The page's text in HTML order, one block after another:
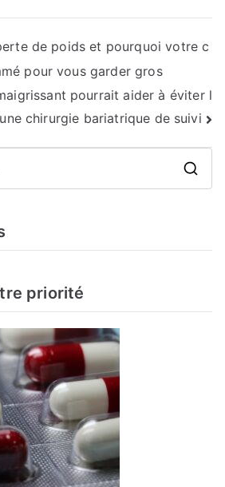
de poids et pourquoi votre c
pour vous garder gros
pourrait aider à éviter l
chirurgie bariatrique de suivi
f
priorité